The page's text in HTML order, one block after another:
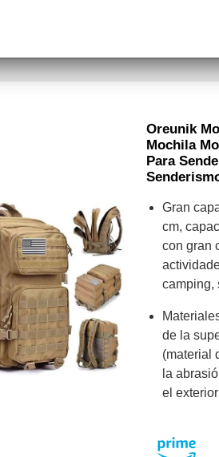
Oreunik
Mochila
Para
Gran
cm,
con gran
camping,
de la
(material
la
el